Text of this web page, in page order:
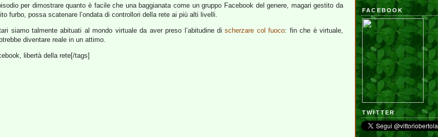
per dimostrare quanto è facile che una baggianata come un gruppo Facebook del genere, magari gestito da
furbo, possa scatenare l’ondata di controllori della rete ai più alti livelli.
siamo talmente abituati al mondo virtuale da aver preso l’abitudine discherzare col fuoco: fin che è virtuale,
diventare reale in un attimo.
libertà della rete[/tags]
FACEBOOK
TWITTER